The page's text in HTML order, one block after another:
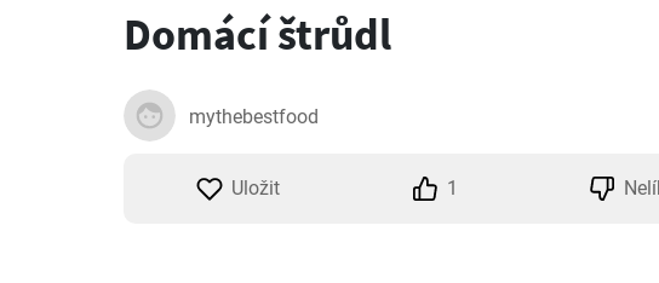
Domácí štrůdl
mythebestfood
Uložit 1